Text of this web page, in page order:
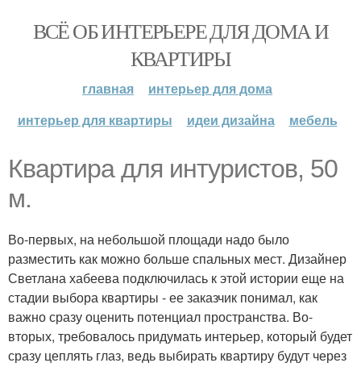
ВСЁ ОБ ИНТЕРЬЕРЕ ДЛЯ ДОМА И
КВАРТИРЫ
главная
интерьер для дома
интерьер для квартиры
идеи дизайна мебель
Квартира для интуристов, 50
м.
Во-первых, на небольшой площади надо было
разместить как можно больше спальных мест. Дизайнер
Светлана хабеева подключилась к этой истории еще на
стадии выбора квартиры - ее заказчик понимал, как
важно сразу оценить потенциал пространства. Во-
вторых, требовалось придумать интерьер, который будет
сразу цеплять глаз, ведь выбирать квартиру будут через